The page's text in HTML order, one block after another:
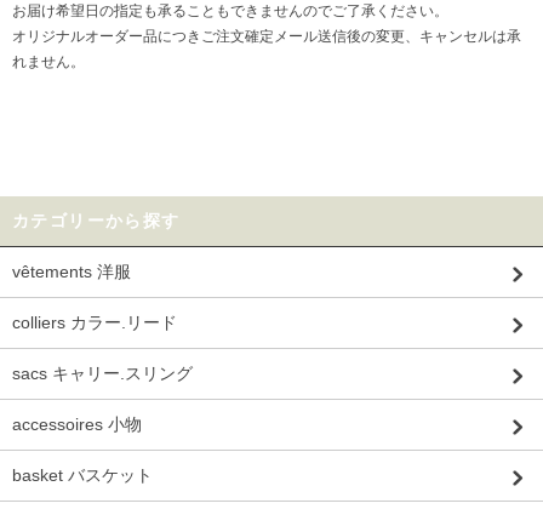
お届け希望日の指定も承ることもできませんのでご了承ください。
オリジナルオーダー品につきご注文確定メール送信後の変更、キャンセルは承
れません。
カテゴリーから探す
vêtements 洋服
colliers カラー.リード
sacs キャリー.スリング
accessoires 小物
basket バスケット